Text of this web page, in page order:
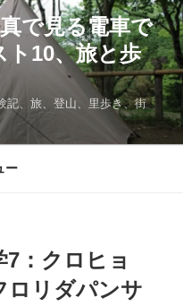
で見る電車で
10、旅と歩
記、旅、登山、里歩き、街
ー
：クロヒョ
リダパンサ